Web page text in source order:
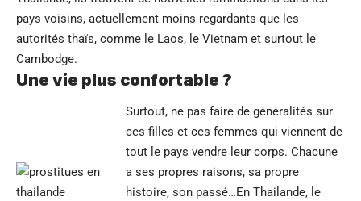
pays voisins, actuellement moins regardants que les
autorités thaïs, comme le Laos, le Vietnam et surtout le
Cambodge.
Une vie plus confortable ?
Surtout, ne pas faire de généralités sur
ces filles et ces femmes qui viennent de
tout le pays vendre leur corps. Chacune
a ses propres raisons, sa propre
histoire, son passé…En Thailande, le